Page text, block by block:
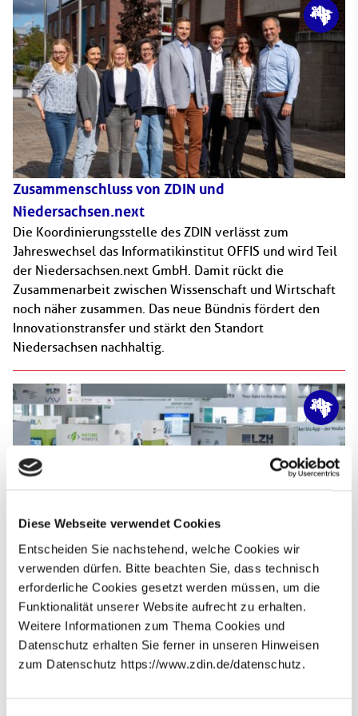
Diese Webseite verwendet Cookies
Entscheiden Sie nachstehend, welche Cookies wir
verwenden dürfen. Bitte beachten Sie, dass technisch
erforderliche Cookies gesetzt werden müssen, um die
Funktionalität unserer Website aufrecht zu erhalten.
Weitere Informationen zum Thema Cookies und
Datenschutz erhalten Sie ferner in unseren Hinweisen
zum Datenschutz https://www.zdin.de/datenschutz.
Zusammenschluss von ZDIN und
Niedersachsen.next
Die Koordinierungsstelle des ZDIN verlässt zum
Jahreswechsel das Informatikinstitut OFFIS und wird Teil
der Niedersachsen.next GmbH. Damit rückt die
Zusammenarbeit zwischen Wissenschaft und Wirtschaft
noch näher zusammen. Das neue Bündnis fördert den
Innovationstransfer und stärkt den Standort
Niedersachsen nachhaltig.
ZDIN-Zukunftslabore präsentieren Forschung auf
der Agritechnica 2025
Die Zukunftslabore Agrar und Wasser stellten auf der
Agritechnica ihre Forschung zu autonomen Feldrobotern
und intelligentem Wassermanagement vor. Zudem